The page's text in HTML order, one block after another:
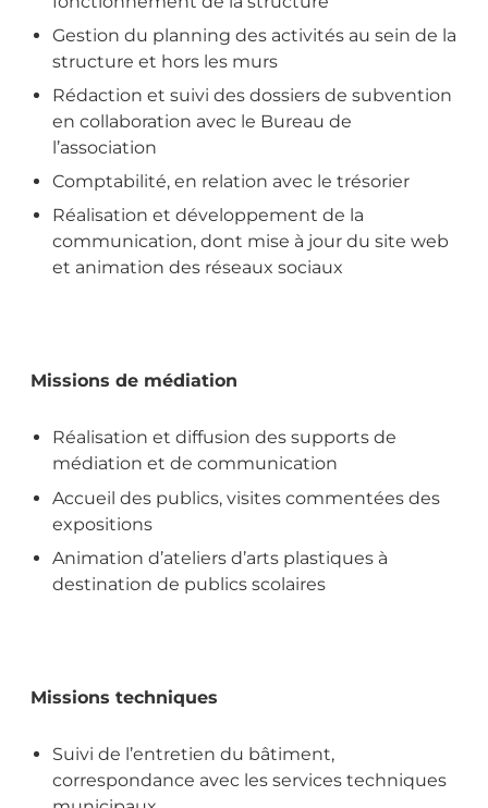
Gestion du planning des activités au sein de la
structure et hors les murs
Rédaction et suivi des dossiers de subvention
en collaboration avec le Bureau de
l’association
Comptabilité, en relation avec le trésorier
Réalisation et développement de la
communication, dont mise à jour du site web
et animation des réseaux sociaux
Missions de médiation
Réalisation et diffusion des supports de
médiation et de communication
Accueil des publics, visites commentées des
expositions
Animation d’ateliers d’arts plastiques à
destination de publics scolaires
Missions techniques
Suivi de l’entretien du bâtiment,
correspondance avec les services techniques